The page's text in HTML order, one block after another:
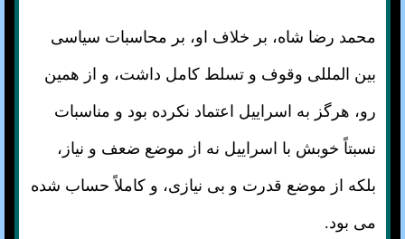
محمد رضا شاه، بر خلاف او، بر محاسبات سیاسی
بین المللی وقوف و تسلط کامل داشت، و از همین
رو، هرگز به اسراییل اعتماد نکرده بود و مناسبات
نسبتاً خوبش با اسراییل نه از موضع ضعف و نیاز،
بلکه از موضع قدرت و بی نیازی، و کاملاً حساب شده
می بود.